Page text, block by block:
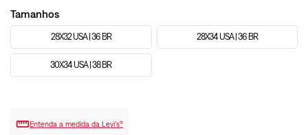
Tamanhos
28X32 USA | 36 BR 28X34 USA | 36 BR
30X34 USA | 38 BR
Entenda a medida da Levi’s®